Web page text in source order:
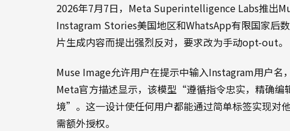
2026年7月7日，Meta Superintelligence Labs推出
Instagram Stories美国地区和WhatsApp有限国家后
片生成内容而提出强烈反对，要求改为手动opt-out。
Muse Image允许用户在提示中输入Instagram用户名
Meta官方描述显示，该模型“遵循指令忠实，精确
境”。这一设计使任何用户都能通过简单标签实现对
需额外授权。